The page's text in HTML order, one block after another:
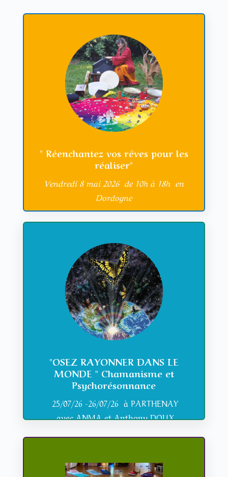
" Réenchantez vos rêves pour les
réaliser"
Vendredi 8 mai 2026 de 10h à 18h en
Dordogne
"OSEZ RAYONNER DANS LE
MONDE " Chamanisme et
Psychorésonnance
25/07/26 -26/07/26 à PARTHENAY
avec ANMA etAnthony DOUX